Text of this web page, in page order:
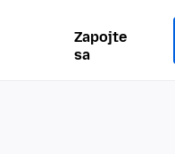
Zapojte
sa